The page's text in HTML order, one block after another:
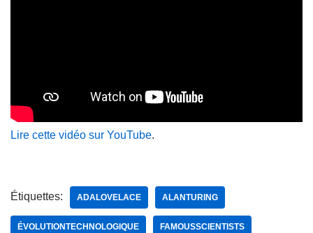
Lire cette vidéo sur YouTube.
Étiquettes: ADALOVELACE ALANTURING
ÉVOLUTIONTECHNOLOGIQUE FAMOUSSCIENTISTS